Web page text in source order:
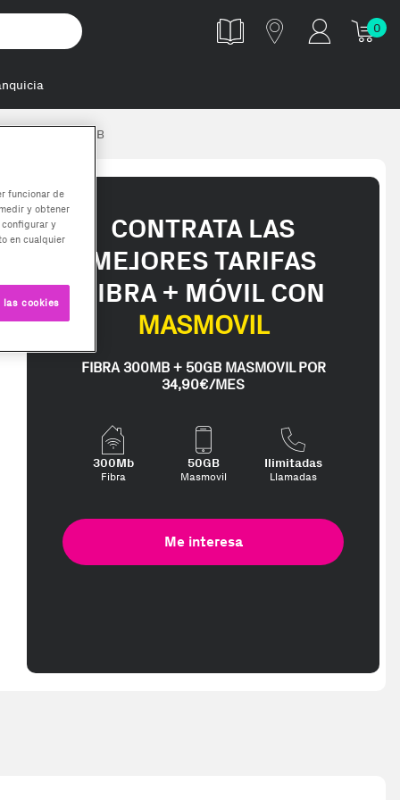
0
16 GB 1 x 16 GB
CONTRATA LAS
MEJORES TARIFAS
FIBRA + MÓVIL CON
MASMOVIL
FIBRA 300MB + 50GB MASMOVIL POR
34,90€/MES
300Mb
Fibra
50GB
Masmovil
Ilimitadas
Llamadas
Me interesa
funcionar de
y obtener
y
en cualquier
cookies